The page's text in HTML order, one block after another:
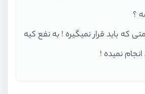
؟
که باید قرار نمیگیره ! به نفع کیه
نمیده !